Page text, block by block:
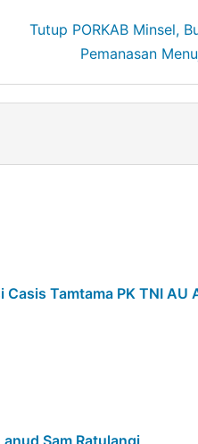
Tutup PORKAB Minsel,
Pemanasan
Tamtama PK TNI AU